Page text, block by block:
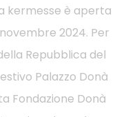
kermesse è aperta
2024. Per
Repubblica del
Palazzo Donà
Fondazione Donà